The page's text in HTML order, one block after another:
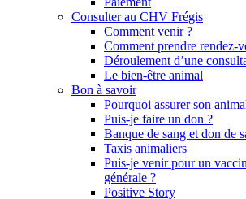
Consulter au CHV Frégis
Comment venir ?
Comment prendre rendez-
Déroulement d’une
Le bien-être animal
Bon à savoir
Pourquoi assurer son
Puis-je faire un don ?
Banque de sang et don de
Taxis animaliers
Puis-je venir pour un
générale ?
Positive Story